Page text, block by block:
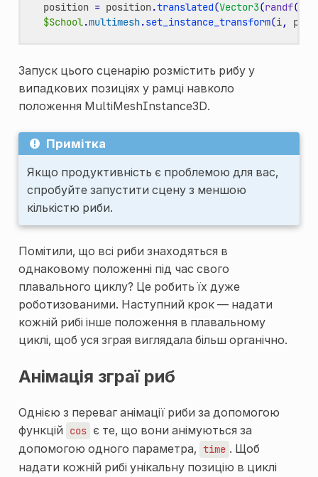
position = position.translated(Vector3(randf()
$School.multimesh.set_instance_transform(i,
Запуск цього сценарію розмістить рибу у
випадкових позиціях у рамці навколо
положення MultiMeshInstance3D.
Примітка
Якщо продуктивність є проблемою для вас,
спробуйте запустити сцену з меншою
кількістю риби.
Помітили, що всі риби знаходяться в
однаковому положенні під час свого
плавального циклу? Це робить їх дуже
роботизованими. Наступний крок — надати
кожній рибі інше положення в плавальному
циклі, щоб уся зграя виглядала більш органічно.
Анімація зграї риб
Однією з переваг анімації риби за допомогою
функцій
cos є те, що вони анімуються за
допомогою одного параметра, time . Щоб
надати кожній рибі унікальну позицію в циклі